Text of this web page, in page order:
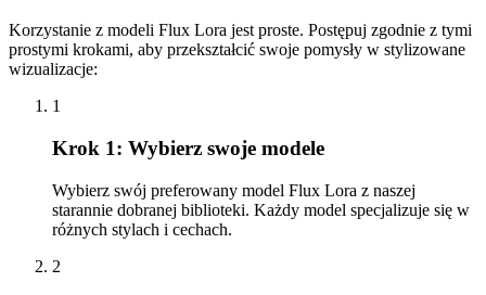
Korzystanie z modeli Flux Lora jest proste. Postępuj zgodnie z tymi
prostymi krokami, aby przekształcić swoje pomysły w stylizowane
wizualizacje:
1
Krok 1: Wybierz swoje modele
Wybierz swój preferowany model Flux Lora z naszej
starannie dobranej biblioteki. Każdy model specjalizuje się w
różnych stylach i cechach.
2